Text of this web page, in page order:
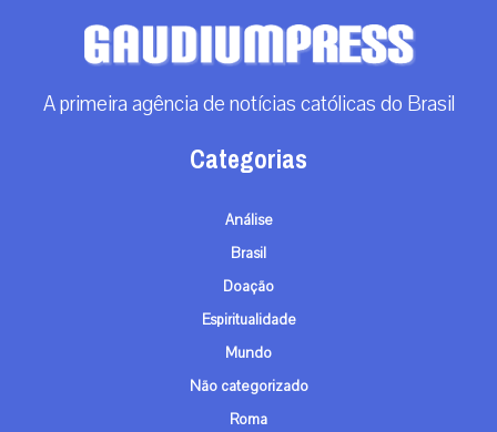
A primeira agência de notícias católicas do Brasil
Categorias
Análise
Brasil
Doação
Espiritualidade
Mundo
Não categorizado
Roma